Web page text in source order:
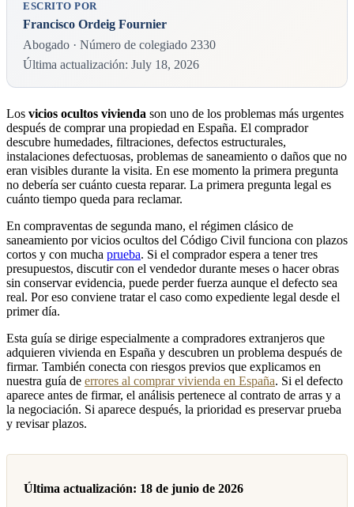
ESCRITO POR
Francisco Ordeig Fournier
Abogado · Número de colegiado 2330
Última actualización: July 18, 2026
Los vicios ocultos vivienda son uno de los problemas más urgentes
después de comprar una propiedad en España. El comprador
descubre humedades, filtraciones, defectos estructurales,
instalaciones defectuosas, problemas de saneamiento o daños que no
eran visibles durante la visita. En ese momento la primera pregunta
no debería ser cuánto cuesta reparar. La primera pregunta legal es
cuánto tiempo queda para reclamar.
En compraventas de segunda mano, el régimen clásico de
saneamiento por vicios ocultos del Código Civil funciona con plazos
cortos y con mucha prueba. Si el comprador espera a tener tres
presupuestos, discutir con el vendedor durante meses o hacer obras
sin conservar evidencia, puede perder fuerza aunque el defecto sea
real. Por eso conviene tratar el caso como expediente legal desde el
primer día.
Esta guía se dirige especialmente a compradores extranjeros que
adquieren vivienda en España y descubren un problema después de
firmar. También conecta con riesgos previos que explicamos en
nuestra guía de errores al comprar vivienda en España. Si el defecto
aparece antes de firmar, el análisis pertenece al contrato de arras y a
la negociación. Si aparece después, la prioridad es preservar prueba
y revisar plazos.
Última actualización: 18 de junio de 2026